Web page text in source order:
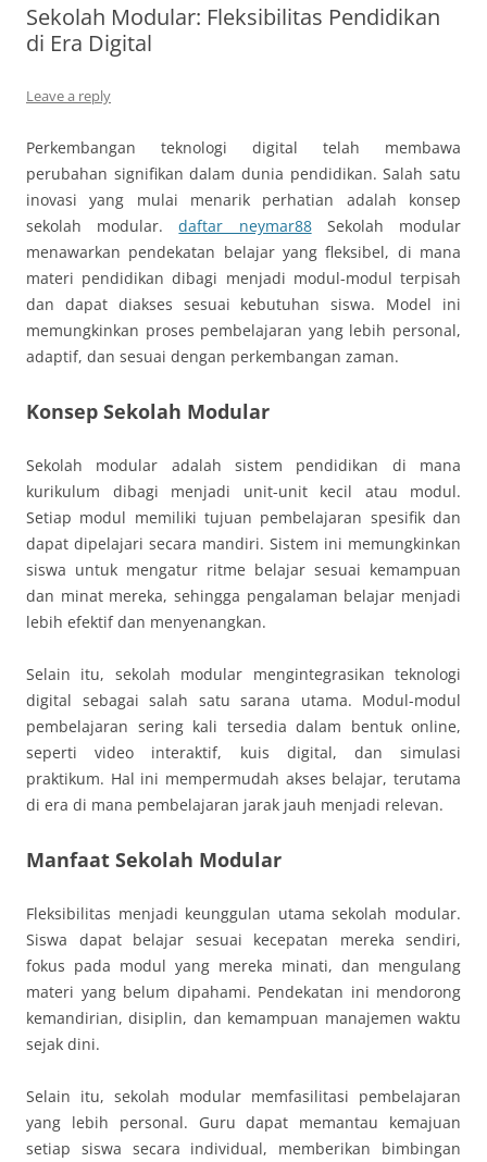
Sekolah Modular: Fleksibilitas Pendidikan
di Era Digital
Leave a reply
Perkembangan teknologi digital telah membawa
perubahan signifikan dalam dunia pendidikan. Salah satu
inovasi yang mulai menarik perhatian adalah konsep
sekolah modular.daftar neymar88Sekolah modular
menawarkan pendekatan belajar yang fleksibel, di mana
materi pendidikan dibagi menjadi modul-modul terpisah
dan dapat diakses sesuai kebutuhan siswa. Model ini
memungkinkan proses pembelajaran yang lebih personal,
adaptif, dan sesuai dengan perkembangan zaman.
Konsep Sekolah Modular
Sekolah modular adalah sistem pendidikan di mana
kurikulum dibagi menjadi unit-unit kecil atau modul.
Setiap modul memiliki tujuan pembelajaran spesifik dan
dapat dipelajari secara mandiri. Sistem ini memungkinkan
siswa untuk mengatur ritme belajar sesuai kemampuan
dan minat mereka, sehingga pengalaman belajar menjadi
lebih efektif dan menyenangkan.
Selain itu, sekolah modular mengintegrasikan teknologi
digital sebagai salah satu sarana utama. Modul-modul
pembelajaran sering kali tersedia dalam bentuk online,
seperti video interaktif, kuis digital, dan simulasi
praktikum. Hal ini mempermudah akses belajar, terutama
di era di mana pembelajaran jarak jauh menjadi relevan.
Manfaat Sekolah Modular
Fleksibilitas menjadi keunggulan utama sekolah modular.
Siswa dapat belajar sesuai kecepatan mereka sendiri,
fokus pada modul yang mereka minati, dan mengulang
materi yang belum dipahami. Pendekatan ini mendorong
kemandirian, disiplin, dan kemampuan manajemen waktu
sejak dini.
Selain itu, sekolah modular memfasilitasi pembelajaran
yang lebih personal. Guru dapat memantau kemajuan
setiap siswa secara individual, memberikan bimbingan